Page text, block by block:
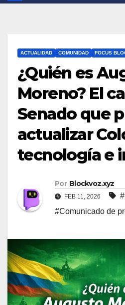
ACTUALIDAD COMUNIDAD FOCUS
¿Quién es
Moreno? El
Senado que
actualizar
tecnología e
Por Blockvoz.xyz
FEB 11, 2026
#Comunicado de